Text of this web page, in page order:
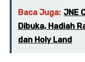
Baca Juga: JNE
Dibuka, Hadiah
dan Holy Land